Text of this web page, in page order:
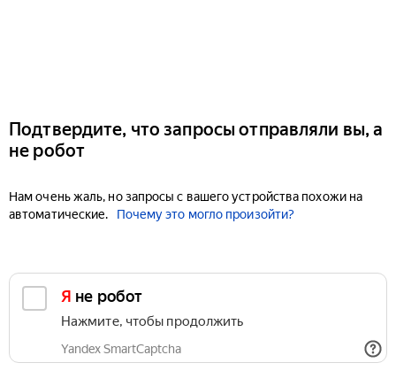
Подтвердите, что запросы отправляли вы, а
не робот
Нам очень жаль, но запросы с вашего устройства похожи на
автоматические.
Почему это могло произойти?
Я не робот
Нажмите, чтобы продолжить
Yandex SmartCaptcha